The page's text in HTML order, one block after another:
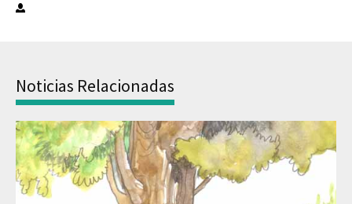
Noticias Relacionadas